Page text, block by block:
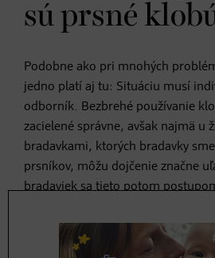
sú prsné
Podobne ako pri mnohých
jedno platí aj tu: Situáciu musí
odborník. Bezbrehé používanie
zacielené správne, avšak najmä u
bradavkami, ktorých bradavky
prsníkov, môžu dojčenie značne
bradaviek sa tieto potom
formujú viac smerom do vonku. A
klobúčiky opäť bokom. Len veľmi
potrebuje prsné klobúčiky po celú